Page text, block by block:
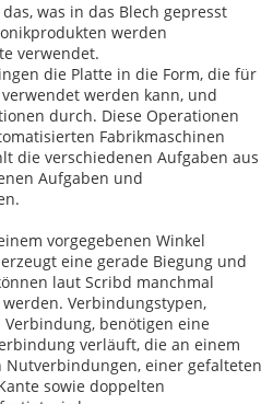
was in das Blech gepresst
werden
verwendet.
die Platte in die Form, die für
werden kann, und
durch. Diese Operationen
Fabrikmaschinen
die verschiedenen Aufgaben aus
Aufgaben und
vorgegebenen Winkel
eine gerade Biegung und
laut Scribd manchmal
Verbindungstypen,
benötigen eine
verläuft, die an einem
Nutverbindungen, einer gefalteten
sowie doppelten